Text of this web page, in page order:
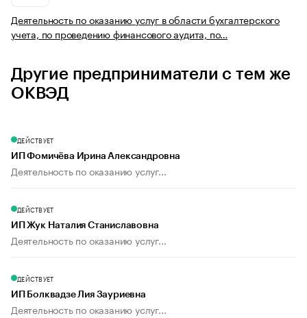
Деятельность по оказанию услуг в области бухгалтерского
учета, по проведению финансового аудита, по…
Другие предприниматели с тем же
ОКВЭД
ДЕЙСТВУЕТ
ИП Фомичёва Ирина Александровна
Деятельность по оказанию услуг...
ДЕЙСТВУЕТ
ИП Жук Наталия Станиславовна
Деятельность по оказанию услуг...
ДЕЙСТВУЕТ
ИП Болквадзе Лия Зауриевна
Деятельность по оказанию услуг...